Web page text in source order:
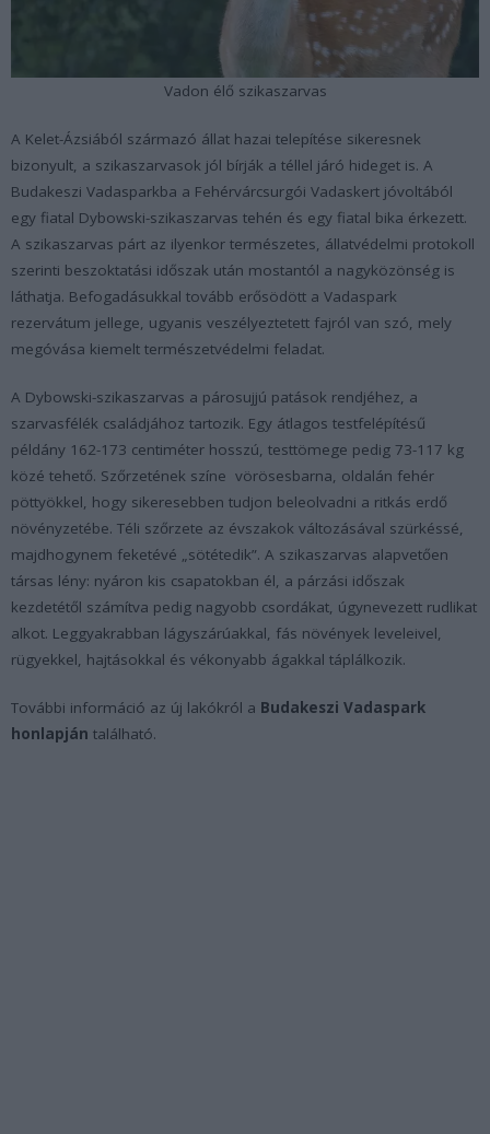
Vadon élő szikaszarvas
A Kelet-Ázsiából származó állat hazai telepítése sikeresnek
bizonyult, a szikaszarvasok jól bírják a téllel járó hideget is. A
Budakeszi Vadasparkba a Fehérvárcsurgói Vadaskert jóvoltából
egy fiatal Dybowski-szikaszarvas tehén és egy fiatal bika érkezett.
A szikaszarvas párt az ilyenkor természetes, állatvédelmi protokoll
szerinti beszoktatási időszak után mostantól a nagyközönség is
láthatja. Befogadásukkal tovább erősödött a Vadaspark
rezervátum jellege, ugyanis veszélyeztetett fajról van szó, mely
megóvása kiemelt természetvédelmi feladat.
A Dybowski-szikaszarvas a párosujjú patások rendjéhez, a
szarvasfélék családjához tartozik. Egy átlagos testfelépítésű
példány 162-173 centiméter hosszú, testtömege pedig 73-117 kg
közé tehető. Szőrzetének színe vörösesbarna, oldalán fehér
pöttyökkel, hogy sikeresebben tudjon beleolvadni a ritkás erdő
növényzetébe. Téli szőrzete az évszakok változásával szürkéssé,
majdhogynem feketévé „sötétedik”. A szikaszarvas alapvetően
társas lény: nyáron kis csapatokban él, a párzási időszak
kezdetétől számítva pedig nagyobb csordákat, úgynevezett rudlikat
alkot. Leggyakrabban lágyszárúakkal, fás növények leveleivel,
rügyekkel, hajtásokkal és vékonyabb ágakkal táplálkozik.
További információ az új lakókról a Budakeszi Vadaspark
honlapján található.